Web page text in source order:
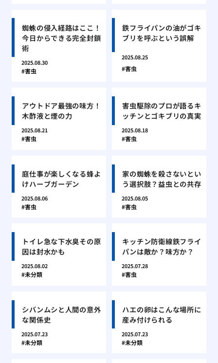
蜘蛛の侵入経路はここ！
今日からできる完全封鎖
術
2025.08.30
害虫
鉄フライパンの油がゴキ
ブリを呼ぶという誤解
2025.08.25
害虫
アウトドア最強の味方！
木酢液と煙の力
2025.08.21
害虫
害虫駆除のプロが語るキ
ッチンとゴキブリの真実
2025.08.18
害虫
庭仕事が楽しくなる蜂よ
けハーブガーデン
2025.08.06
害虫
家の蜘蛛を殺さないとい
う選択肢？益虫との共存
2025.08.05
害虫
トイレ急な下水臭その原
因は封水かも
2025.08.02
未分類
キッチン防衛線鉄フライ
パンは敵か？味方か？
2025.07.28
害虫
シバンムシと人間の意外
な関係史
2025.07.23
未分類
ハエの卵はこんな場所に
産み付けられる
2025.07.23
未分類